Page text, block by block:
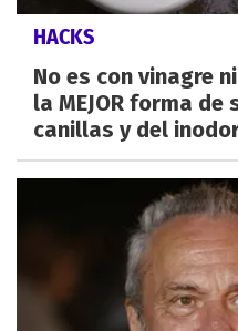
HACKS
No es con vinagre
la MEJOR forma
canillas y del